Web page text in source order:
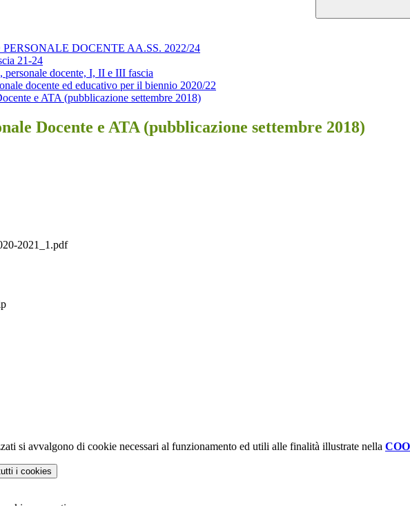
DOCENTE AA.SS. 2022/24
21-24
docente, I, II e III fascia
docente ed educativo per il biennio 2020/22
e ATA (pubblicazione settembre 2018)
Docente e ATA (pubblicazione settembre 2018)
2021_1.pdf
si avvalgono di cookie necessari al funzionamento ed utili alle finalità illustrate nella
i cookies